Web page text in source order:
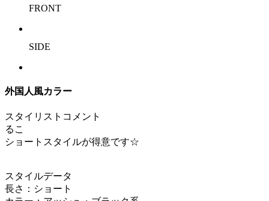
FRONT
SIDE
外国人風カラー
スタイリストコメント
るこ
ショートスタイルが得意です☆
スタイルデータ
長さ：ショート